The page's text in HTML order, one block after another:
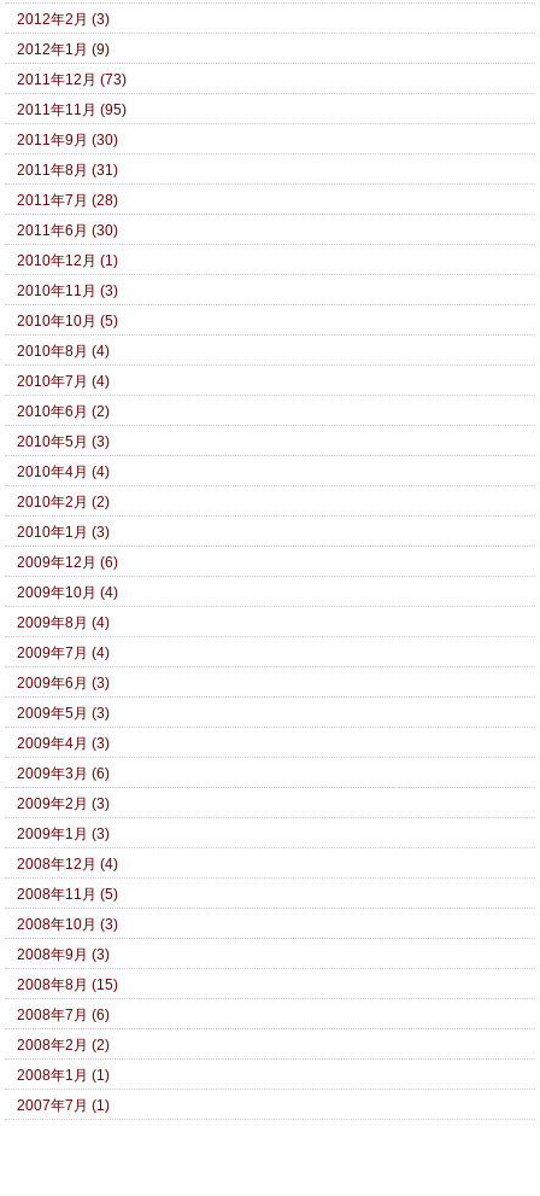
2012年2月 (3)
2012年1月 (9)
2011年12月 (73)
2011年11月 (95)
2011年9月 (30)
2011年8月 (31)
2011年7月 (28)
2011年6月 (30)
2010年12月 (1)
2010年11月 (3)
2010年10月 (5)
2010年8月 (4)
2010年7月 (4)
2010年6月 (2)
2010年5月 (3)
2010年4月 (4)
2010年2月 (2)
2010年1月 (3)
2009年12月 (6)
2009年10月 (4)
2009年8月 (4)
2009年7月 (4)
2009年6月 (3)
2009年5月 (3)
2009年4月 (3)
2009年3月 (6)
2009年2月 (3)
2009年1月 (3)
2008年12月 (4)
2008年11月 (5)
2008年10月 (3)
2008年9月 (3)
2008年8月 (15)
2008年7月 (6)
2008年2月 (2)
2008年1月 (1)
2007年7月 (1)